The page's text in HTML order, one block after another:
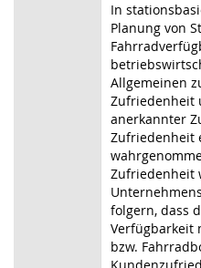
In
Planung von
Allgemeinen
Zufriedenheit
anerkannter
Zufriedenheit
Zufriedenheit
folgern, dass
Verfügbarkeit
bzw.